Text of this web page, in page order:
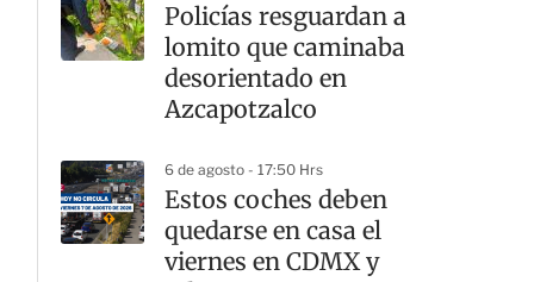
Policías resguardan a
lomito que caminaba
desorientado en
Azcapotzalco
6 de agosto - 17:50 Hrs
Estos coches deben
quedarse en casa el
viernes en CDMX y